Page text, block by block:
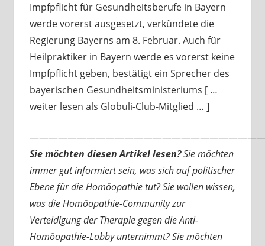
Impfpflicht für Gesundheitsberufe in Bayern
werde vorerst ausgesetzt, verkündete die
Regierung Bayerns am 8. Februar. Auch für
Heilpraktiker in Bayern werde es vorerst keine
Impfpflicht geben, bestätigt ein Sprecher des
bayerischen Gesundheitsministeriums [ …
weiter lesen als Globuli-Club-Mitglied … ]
Sie möchten diesen Artikel lesen?Sie möchten
immer gut informiert sein, was sich auf politischer
Ebene für die Homöopathie tut? Sie wollen wissen,
was die Homöopathie-Community zur
Verteidigung der Therapie gegen die Anti-
Homöopathie-Lobby unternimmt? Sie möchten